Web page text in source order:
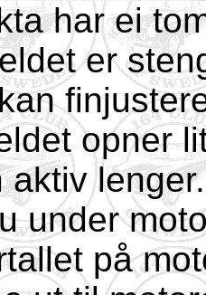
har ei
er
opner
aktiv
under
på